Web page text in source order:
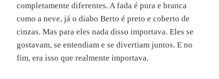
completamente diferentes. A fada é pura e branca
como a neve, já o diabo Berto é preto e coberto de
cinzas. Mas para eles nada disso importava. Eles se
gostavam, se entendiam e se divertiam juntos. E no
fim, era isso que realmente importava.